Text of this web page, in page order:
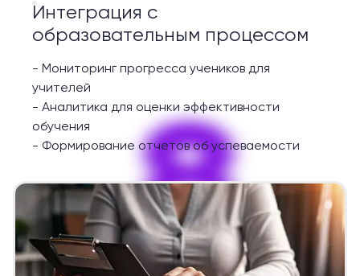
8
Интеграция с
образовательным процессом
- Мониторинг прогресса учеников для
учителей
- Аналитика для оценки эффективности
обучения
- Формирование отчетов об успеваемости